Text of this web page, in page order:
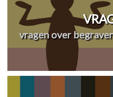
vragen over